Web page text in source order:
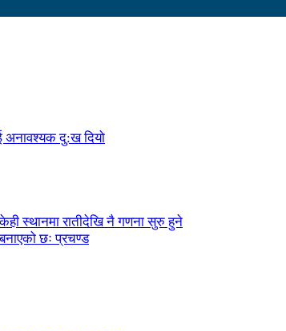
अनावश्यक दु:ख दियो
स्थानमा रातीदेखि नै गणना सुरु हुने
छः प्रचण्ड